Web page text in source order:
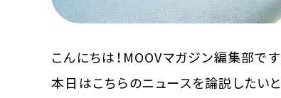
こんにちは！MOOVマガジン編集部です
本日はこちらのニュースを論説したい